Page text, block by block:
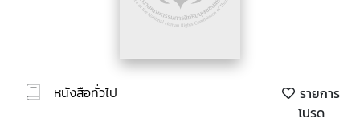
หนังสือทั่วไป
รายการ
โปรด